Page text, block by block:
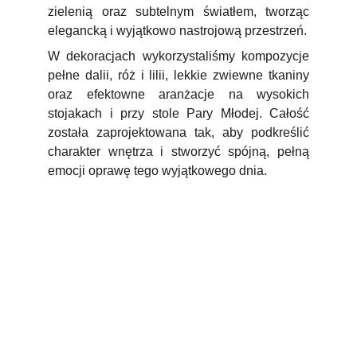
zielenią oraz subtelnym światłem, tworząc
elegancką i wyjątkowo nastrojową przestrzeń.
W dekoracjach wykorzystaliśmy kompozycje
pełne dalii, róż i lilii, lekkie zwiewne tkaniny
oraz efektowne aranżacje na wysokich
stojakach i przy stole Pary Młodej. Całość
została zaprojektowana tak, aby podkreślić
charakter wnętrza i stworzyć spójną, pełną
emocji oprawę tego wyjątkowego dnia.